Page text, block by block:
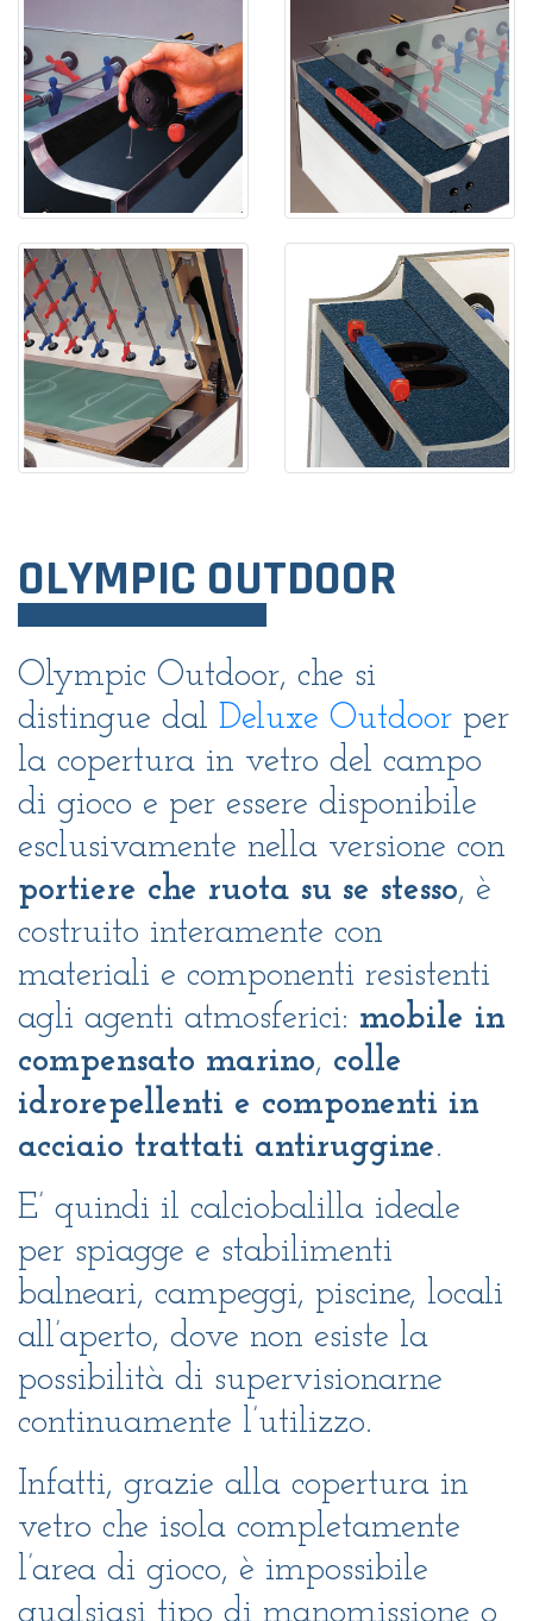
OLYMPIC OUTDOOR
Olympic Outdoor, che si
distingue dal Deluxe Outdoor per
la copertura in vetro del campo
di gioco e per essere disponibile
esclusivamente nella versione con
portiere che ruota su se stesso, è
costruito interamente con
materiali e componenti resistenti
agli agenti atmosferici: mobile in
compensato marino, colle
idrorepellenti e componenti in
acciaio trattati antiruggine.
E’ quindi il calciobalilla ideale
per spiagge e stabilimenti
balneari, campeggi, piscine, locali
all’aperto, dove non esiste la
possibilità di supervisionarne
continuamente l’utilizzo.
Infatti, grazie alla copertura in
vetro che isola completamente
l’area di gioco, è impossibile
qualsiasi tipo di manomissione o